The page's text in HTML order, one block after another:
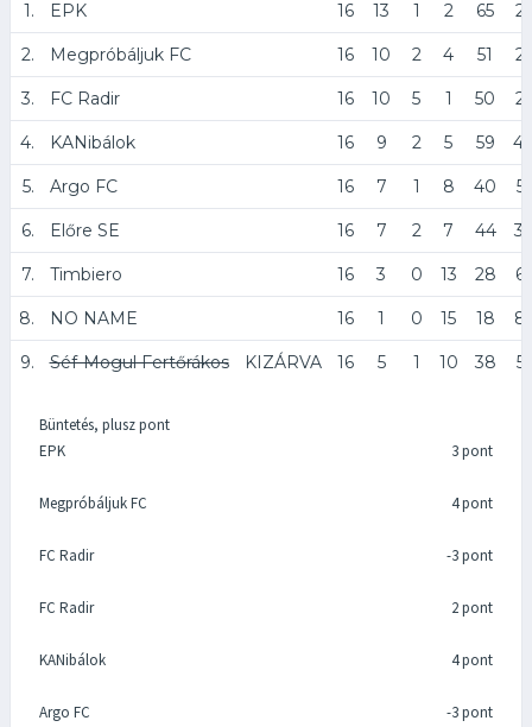
1. EPK 16 13 1 2 65
2. Megpróbáljuk FC 16 10 2 4 51
3. FC Radir 16 10 5 1 50
4. KANibálok 16 9 2 5 59
5. Argo FC 16 7 1 8 40 55
6. Előre SE 16 7 2 7 44
7. Timbiero 16 3 0 13 28
8. NO NAME 16 1 0 15 18
9. Séf-Mogul Fertőrákos KIZÁRVA 16 5 1 10 38 51
Büntetés, plusz pont
EPK
3 pont
Megpróbáljuk FC 4 pont
FC Radir -3 pont
FC Radir 2 pont
KANibálok 4 pont
Argo FC -3 pont